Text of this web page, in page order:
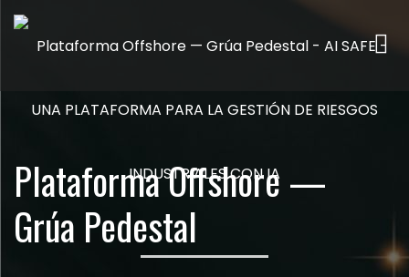
Plataforma Offshore —
Grúa Pedestal